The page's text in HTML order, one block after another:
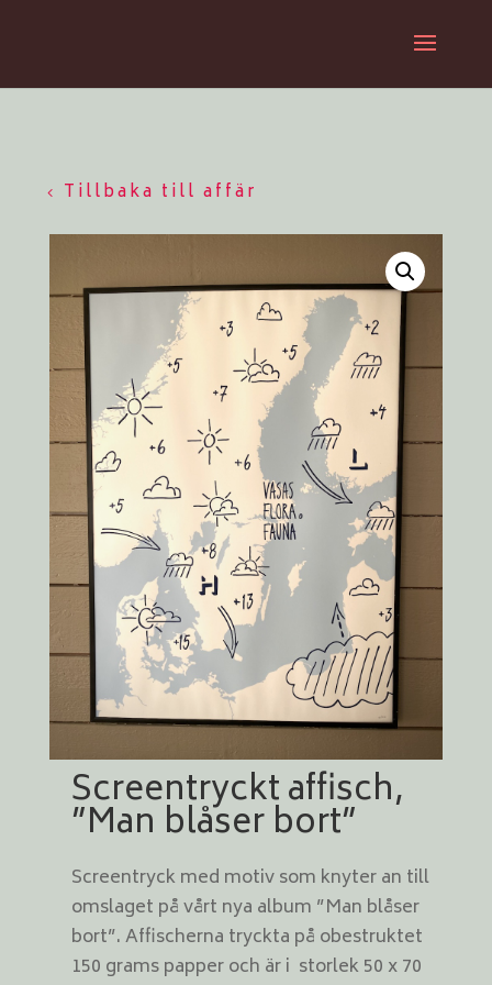
Tillbaka till affär
Screentryckt affisch,
”Man blåser bort”
Screentryck med motiv som knyter an till
omslaget på vårt nya album ”Man blåser
bort”. Affischerna tryckta på obestruktet
150 grams papper och är i storlek 50 x 70